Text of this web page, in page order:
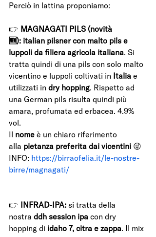
Perciò in lattina proponiamo:
👉 MAGNAGATI PILS (novità
🆕): italian pilsner con malto pils e
luppoli da filiera agricola italiana. Si
tratta quindi di una pils con solo malto
vicentino e luppoli coltivati in Italia e
utilizzati in dry hopping. Rispetto ad
una German pils risulta quindi più
amara, profumata ed erbacea. 4.9%
vol.
Il nome è un chiaro riferimento
alla pietanza preferita dai vicentini 😜
INFO: https://birraofelia.it/le-nostre-
birre/magnagati/
👉 INFRAD-IPA: si tratta della
nostra ddh session ipa con dry
hopping di idaho 7, citra e zappa. Il mix